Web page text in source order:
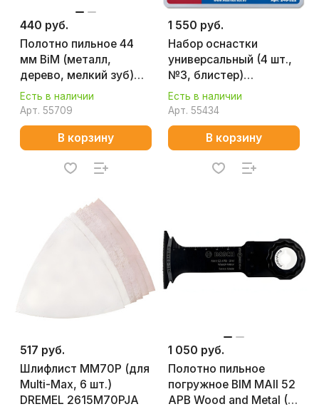
440 руб.
Полотно пильное 44
мм BiM (металл,
дерево, мелкий зуб)
ПРАКТИКА 240-263
Есть в наличии
Арт. 55709
В корзину
1 550 руб.
Набор оснастки
универсальный (4 шт.,
№3, блистер)
ПРАКТИКА 240-522
Есть в наличии
Арт. 55434
В корзину
517 руб.
Шлифлист MM70P (для
Multi-Max, 6 шт.)
DREMEL 2615M70PJA
1 050 руб.
Полотно пильное
погружное BIM MAII 52
APB Wood and Metal (1